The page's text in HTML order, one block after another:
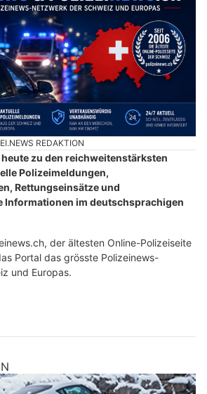
REDAKTION
zu den reichweitenstärksten
Polizeimeldungen,
Rettungseinsätze und
Informationen im deutschsprachigen
der ältesten Online-Polizeiseite
Portal das grösste Polizeinews-
und Europas.